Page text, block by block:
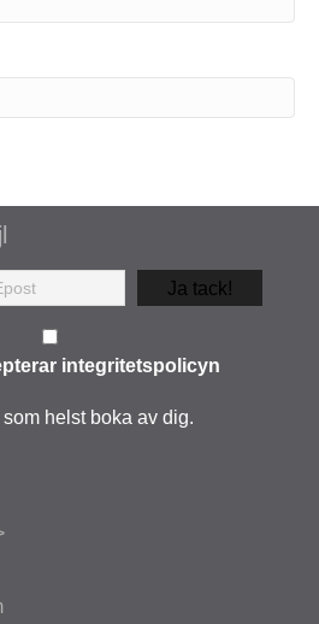
Ja tack!
integritetspolicyn
helst boka av dig.